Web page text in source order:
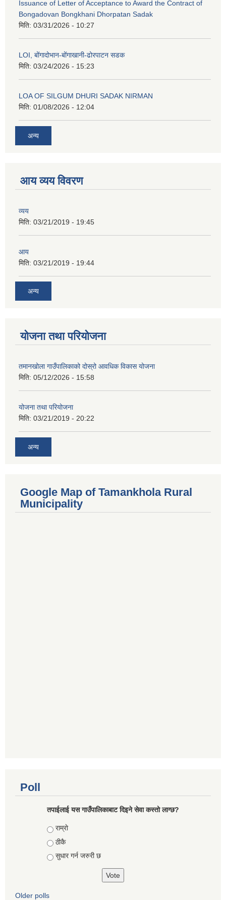
Issuance of Letter of Acceptance to Award the Contract of
Bongadovan Bongkhani Dhorpatan Sadak
मिति: 03/31/2026 - 10:27
LOI, बोंगादोभान-बोंगाखानी-ढोरपाटन सडक
मिति: 03/24/2026 - 15:23
LOA OF SILGUM DHURI SADAK NIRMAN
मिति: 01/08/2026 - 12:04
अन्य
आय व्यय विवरण
व्यय
मिति: 03/21/2019 - 19:45
आय
मिति: 03/21/2019 - 19:44
अन्य
योजना तथा परियोजना
तमानखोला गाउँपालिकाको दोस्रो आवधिक विकास योजना
मिति: 05/12/2026 - 15:58
योजना तथा परियोजना
मिति: 03/21/2019 - 20:22
अन्य
Google Map of Tamankhola Rural
Municipality
Poll
तपाईलाई यस गाउँपालिकाबाट दिइने सेवा कस्तो लाग्छ?
Choices
राम्राे
ठीकै
सुधार गर्न जरुरी छ
Older polls